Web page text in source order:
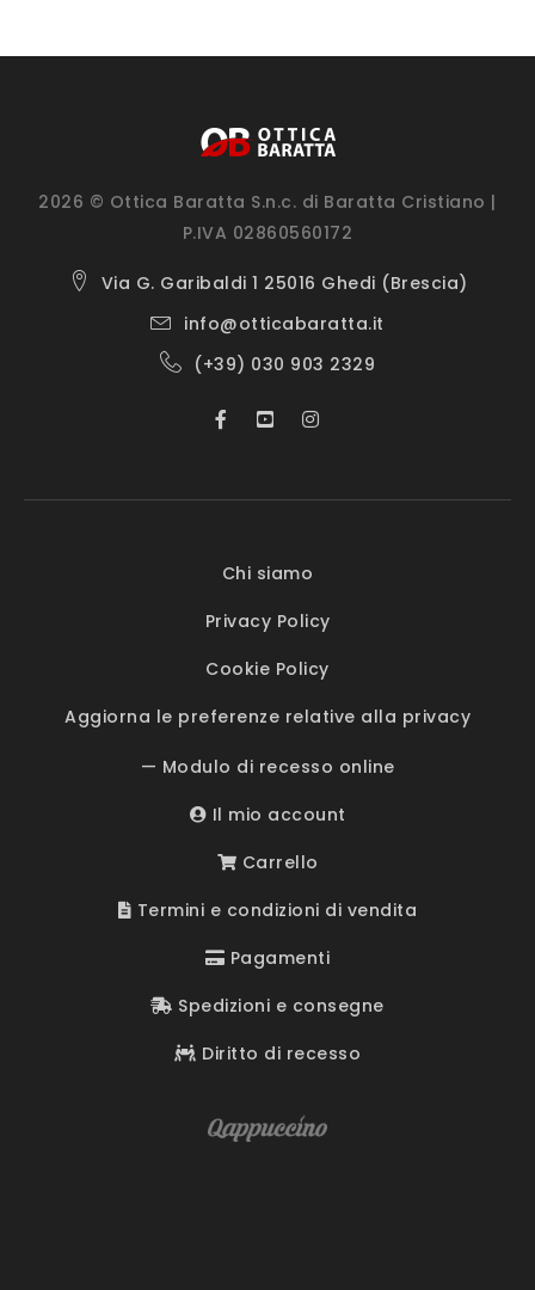
2026 © Ottica Baratta S.n.c. di Baratta Cristiano |
P.IVA 02860560172
Via G. Garibaldi 1 25016 Ghedi (Brescia)
info@otticabaratta.it
(+39) 030 903 2329
Chi siamo
Privacy Policy
Cookie Policy
Aggiorna le preferenze relative alla privacy
— Modulo di recesso online
Il mio account
Carrello
Termini e condizioni di vendita
Pagamenti
Spedizioni e consegne
Diritto di recesso